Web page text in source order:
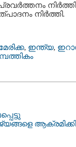
നിർത്തി.
, ഇന്ത്യ,